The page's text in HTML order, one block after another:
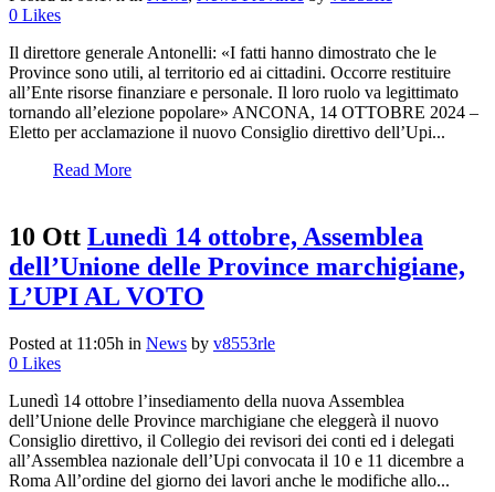
0 Likes
Il direttore generale Antonelli: «I fatti hanno dimostrato che le
Province sono utili, al territorio ed ai cittadini. Occorre restituire
all’Ente risorse finanziare e personale. Il loro ruolo va legittimato
tornando all’elezione popolare» ANCONA, 14 OTTOBRE 2024 –
Eletto per acclamazione il nuovo Consiglio direttivo dell’Upi...
Read More
10 Ott Lunedì 14 ottobre, Assemblea
dell’Unione delle Province marchigiane,
L’UPI AL VOTO
Posted at 11:05h in News by v8553rle
0 Likes
Lunedì 14 ottobre l’insediamento della nuova Assemblea
dell’Unione delle Province marchigiane che eleggerà il nuovo
Consiglio direttivo, il Collegio dei revisori dei conti ed i delegati
all’Assemblea nazionale dell’Upi convocata il 10 e 11 dicembre a
Roma All’ordine del giorno dei lavori anche le modifiche allo...